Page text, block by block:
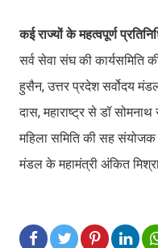
कई राज्यों के महत्वपूर्ण
सर्व सेवा संघ की कार्यसमिति
हुसैन, उत्तर प्रदेश सर्वोदय
दास, महाराष्ट्र से डॉ
महिला समिति की सह संयोजक
मंडल के महामंत्री अंकित